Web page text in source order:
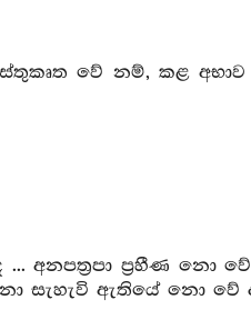
වේ නම්, කළ
අනපත්‍රපා ප්‍රහීණ නො
සැහැවි ඇතියේ නො වේ